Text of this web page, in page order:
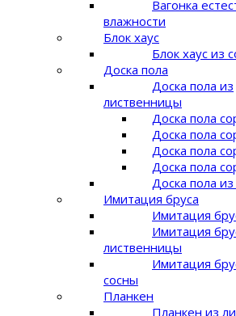
Вагонка
влажности
Блок хаус
Блок хаус из
Доска пола
Доска пола из
лиственницы
Доска пола
Доска пола
Доска пола
Доска пола
Доска пола
Имитация бруса
Имитация
Имитация
лиственницы
Имитация
сосны
Планкен
Планкен из